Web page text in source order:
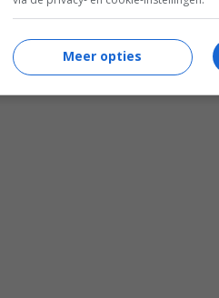
Meer opties